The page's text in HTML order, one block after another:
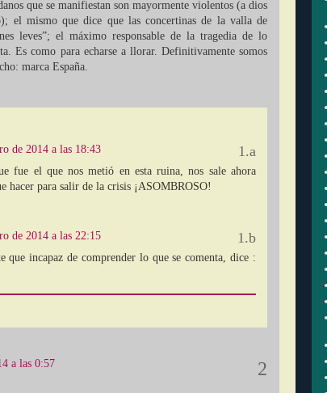
que se manifiestan son mayormente violentos (a dios
el mismo que dice que las concertinas de la valla de
leves”; el máximo responsable de la tragedia de lo
Es como para echarse a llorar. Definitivamente somos
marca España.
de 2014 a las 18:43
fue el que nos metió en esta ruina, nos sale ahora
hacer para salir de la crisis ¡ASOMBROSO!
de 2014 a las 22:15
que incapaz de comprender lo que se comenta, dice :
a las 0:57